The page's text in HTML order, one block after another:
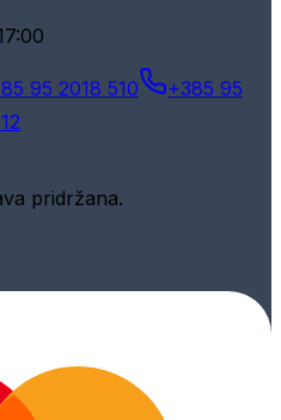
95 2018 510
+385 95
pridržana.